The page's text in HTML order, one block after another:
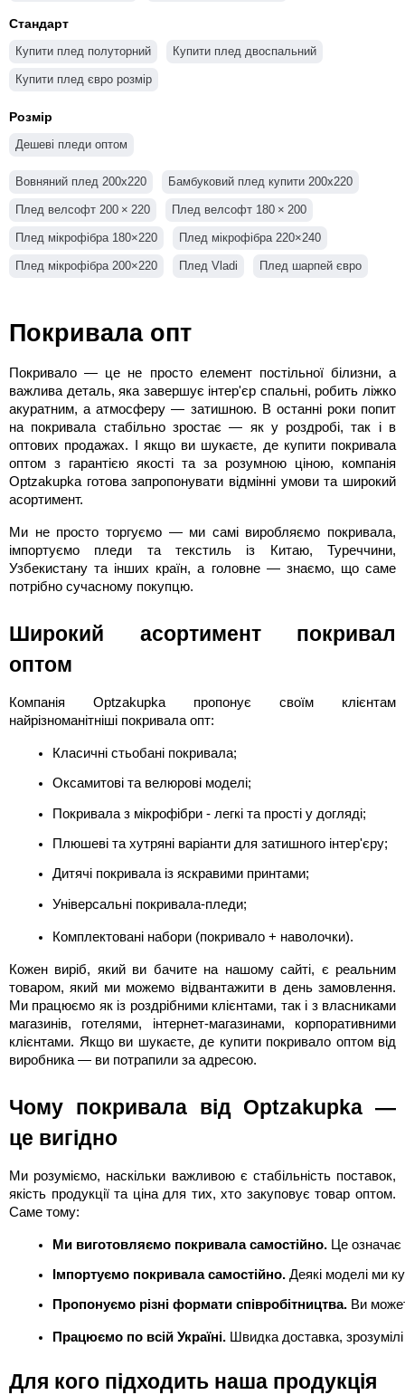
Пледи велсофт оптом
Пледи бамбук оптом
Стандарт
Купити плед полуторний Купити плед двоспальний
Купити плед євро розмір
Розмір
Дешеві пледи оптом
Вовняний плед 200х220 Бамбуковий плед купити 200х220
Плед велсофт 200 × 220 Плед велсофт 180 × 200
Плед мікрофібра 180×220 Плед мікрофібра 220×240
Плед мікрофібра 200×220 Плед Vladi Плед шарпей євро
Покривала опт
Покривало — це не просто елемент постільної білизни, а
важлива деталь, яка завершує інтер'єр спальні, робить ліжко
акуратним, а атмосферу — затишною. В останні роки попит
на покривала стабільно зростає — як у роздробі, так і в
оптових продажах. І якщо ви шукаєте, де купити покривала
оптом з гарантією якості та за розумною ціною, компанія
Optzakupka готова запропонувати відмінні умови та широкий
асортимент.
Ми не просто торгуємо — ми самі виробляємо покривала,
імпортуємо пледи та текстиль із Китаю, Туреччини,
Узбекистану та інших країн, а головне — знаємо, що саме
потрібно сучасному покупцю.
Широкий асортимент покривал
оптом
Компанія Optzakupka пропонує своїм клієнтам
найрізноманітніші покривала опт:
Класичні стьобані покривала;
Оксамитові та велюрові моделі;
Покривала з мікрофібри - легкі та прості у догляді;
Плюшеві та хутряні варіанти для затишного інтер'єру;
Дитячі покривала із яскравими принтами;
Універсальні покривала-пледи;
Комплектовані набори (покривало + наволочки).
Кожен виріб, який ви бачите на нашому сайті, є реальним
товаром, який ми можемо відвантажити в день замовлення.
Ми працюємо як із роздрібними клієнтами, так і з власниками
магазинів, готелями, інтернет-магазинами, корпоративними
клієнтами. Якщо ви шукаєте, де купити покривало оптом від
виробника — ви потрапили за адресою.
Чому покривала від Optzakupka —
це вигідно
Ми розуміємо, наскільки важливою є стабільність поставок,
якість продукції та ціна для тих, хто закуповує товар оптом.
Саме тому:
Ми виготовляємо покривала самостійно. Це означає
Імпортуємо покривала самостійно. Деякі моделі ми
Пропонуємо різні формати співробітництва. Ви
Працюємо по всій Україні. Швидка доставка,
Для кого підходить наша продукція